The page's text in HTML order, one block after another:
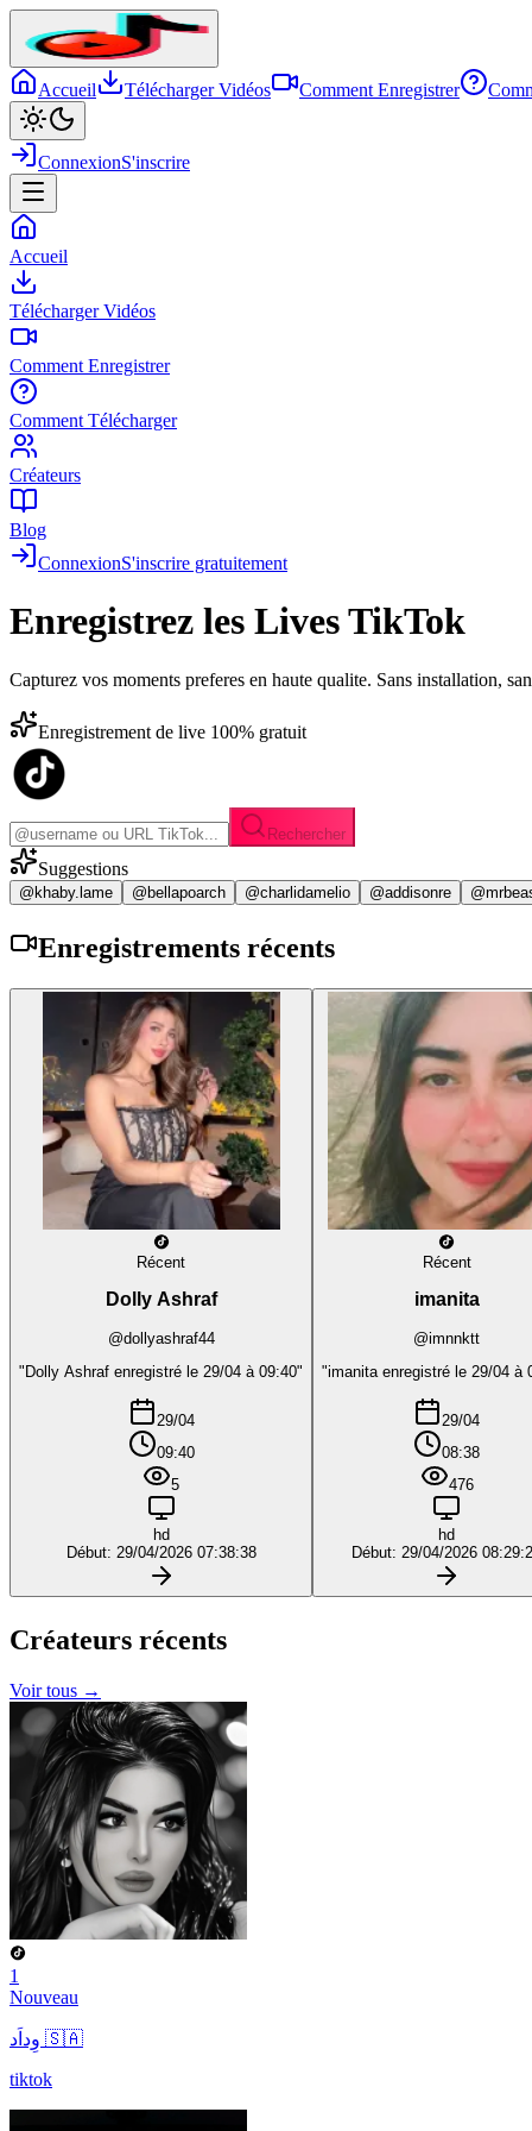
Accueil Télécharger Vidéos Comment Enregistrer
ConnexionS'inscrire
Accueil
Télécharger Vidéos
Comment Enregistrer
Comment Télécharger
Créateurs
Blog
ConnexionS'inscrire gratuitement
Enregistrez les Lives TikTok
Capturez vos moments preferes en haute qualite. Sans installation,
Enregistrement de live 100% gratuit
Rechercher
Suggestions
@khaby.lame @bellapoarch @charlidamelio @addisonre
Enregistrements récents
Récent
Dolly Ashraf
@dollyashraf44
"Dolly Ashraf enregistré le 29/04 à 09:40"
29/04
09:40
5
hd
Début: 29/04/2026 07:38:38
Récent
imanita
@imnnktt
"imanita enregistré le 29/04 à
29/04
08:38
476
hd
Début: 29/04/2026
Créateurs récents
Voir tous →
1
Nouveau
وِداَد 🇸🇦
tiktok